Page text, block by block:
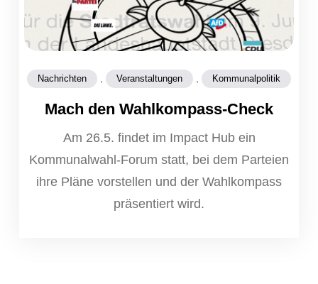
Nachrichten Veranstaltungen Kommunalpolitik
Mach den Wahlkompass-Check
Am 26.5. findet im Impact Hub ein
Kommunalwahl-Forum statt, bei dem Parteien
ihre Pläne vorstellen und der Wahlkompass
präsentiert wird.